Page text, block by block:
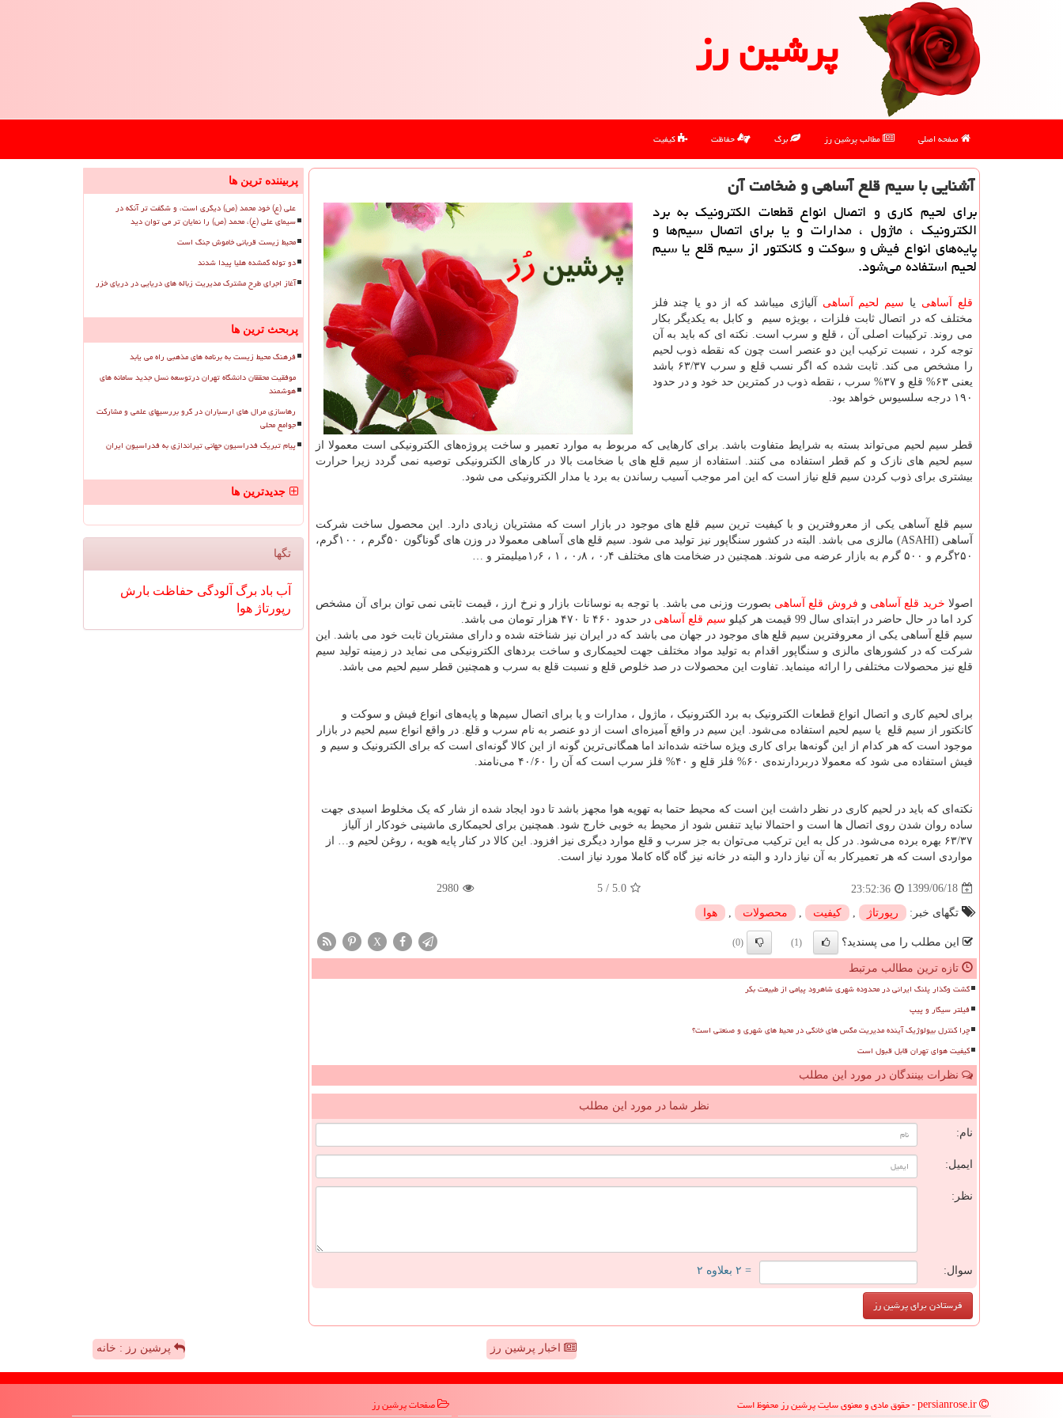
پرشین رز
صفحه اصلی مطالب پرشین رز برگ حفاظت کیفیت
آشنایی با سیم قلع آساهی و ضخامت آن
برای لحیم كاری و اتصال انواع قطعات الكترونیك به برد
الكترونیك ، ماژول ، مدارات و یا برای اتصال سیم‌ها و
پایه‌های انواع فیش و سوكت و كانكتور از سیم قلع یا سیم
لحیم استفاده می‌شود.
قلع آساهی یا سیم لحیم آساهی آلیاژی میباشد که از دو یا چند فلز
مختلف که در اتصال ثابت فلزات ، بویژه سیم و کابل به یکدیگر بکار
می روند. ترکیبات اصلی آن ، قلع و سرب است. نکته ای که باید به آن
توجه کرد ، نسبت ترکیب این دو عنصر است چون که نقطه ذوب لحیم
را مشخص می کند. ثابت شده که اگر نسب قلع و سرب ۶۳/۳۷ باشد
یعنی ۶۳% قلع و ۳۷% سرب ، نقطه ذوب در کمترین حد خود و در حدود
۱۹۰ درجه سلسیوس خواهد بود.
قطر سیم لحیم می‌تواند بسته به شرایط متفاوت باشد. برای کارهایی که مربوط به موارد تعمیر و ساخت پروژه‌های الکترونیکی است معمولا از
سیم لحیم های نازک و کم قطر استفاده می کنند. استفاده از سیم قلع های با ضخامت بالا در کارهای الکترونیکی توصیه نمی گردد زیرا حرارت
بیشتری برای ذوب کردن سیم قلع نیاز است که این امر موجب آسیب رساندن به برد یا مدار الکترونیکی می شود.
سیم قلع آساهی یکی از معروفترین و با کیفیت ترین سیم قلع های موجود در بازار است که مشتریان زیادی دارد. این محصول ساخت شرکت
آساهی (ASAHI
) مالزی می باشد. البته در کشور سنگاپور نیز تولید می شود. سیم قلع های آساهی معمولا در وزن های گوناگون ۵۰گرم ، ۱۰۰گرم،
۲۵۰گرم و ۵۰۰ گرم به بازار عرضه می شوند. همچنین در ضخامت های مختلف ۰٫۴ ، ۰٫۸ ، ۱ ، ۱٫۶میلیمتر و …
اصولا خرید قلع آساهی و فروش قلع آساهی بصورت وزنی می باشد. با توجه به نوسانات بازار و نرخ ارز ، قیمت ثابتی نمی توان برای آن مشخص
کرد اما در حال حاضر در ابتدای سال 99 قیمت هر کیلو
سیم قلع آساهی در حدود ۴۶۰ تا ۴۷۰ هزار تومان می باشد.
سیم قلع آساهی یکی از معروفترین سیم قلع های موجود در جهان می باشد که در ایران نیز شناخته شده و دارای مشتریان ثابت خود می باشد. این
شرکت که در کشورهای مالزی و سنگاپور اقدام به تولید مواد مختلف جهت لحیمکاری و ساخت بردهای الکترونیکی می نماید در زمینه تولید سیم
قلع نیز محصولات مختلفی را ارائه مینماید. تفاوت این محصولات در صد خلوص قلع و نسبت قلع به سرب و همچنین قطر سیم لحیم می باشد.
برای لحیم کاری و اتصال انواع قطعات الکترونیک به برد الکترونیک ، ماژول ، مدارات و یا برای اتصال سیم‌ها و پایه‌های انواع فیش و سوکت و
کانکتور از سیم قلع یا سیم لحیم استفاده می‌شود. این سیم در واقع آمیزه‌ای است از دو عنصر به نام سرب و قلع. در واقع انواع سیم لحیم در بازار
موجود است که هر کدام از این گونه‌ها برای کاری ویژه ساخته شده‌اند اما همگانی‌ترین گونه از این کالا گونه‌ای است که برای الکترونیک و سیم و
فیش استفاده می شود که معمولا دربردارنده‌ی ۶۰% فلز قلع و ۴۰% فلز سرب است که آن را ۴۰/۶۰ می‌نامند.
نکته‌ای که باید در لحیم‌ کاری در نظر داشت این است که محیط حتما به تهویه هوا مجهز باشد تا دود ایجاد شده از شار که یک مخلوط اسیدی جهت
ساده روان شدن روی اتصال ها است و احتمالا نباید تنفس شود از محیط به خوبی خارج شود. همچنین برای لحیمکاری ماشینی خودکار از آلیاز
۶۳/۳۷ بهره برده می‌شود. در کل به این ترکیب می‌توان به جز سرب و قلع موارد دیگری نیز افزود. این کالا در کنار پایه هویه ، روغن لحیم و… از
مواردی است که هر تعمیرکار به آن نیاز دارد و البته در خانه نیز گاه گاه کاملا مورد نیاز است.
1399/06/18
23:52:36
5.0
/
5
2980
تگهای خبر: رپورتاژ كیفیت محصولات هوا
این مطلب را می پسندید؟ (1)
(0)
X
تازه ترین مطالب مرتبط
گشت وگذار پلنگ ایرانی در محدوده شهری شاهرود پیامی از طبیعت بکر
فیلتر سیگار و پیپ
چرا کنترل بیولوژیک آینده مدیریت مگس های خانگی در محیط های شهری و صنعتی است؟
کیفیت هوای تهران قابل قبول است
نظرات بینندگان در مورد این مطلب
نظر شما در مورد این مطلب
نام:
ایمیل:
نظر:
سوال: = ۲ بعلاوه ۲
پربیننده ترین ها
علی (ع) خود محمد (ص) دیگری است، و شگفت تر آنکه در
سیمای علی (ع)، محمد (ص) را نمایان تر می توان دید
محیط زیست قربانی خاموش جنگ است
دو توله گمشده هلیا پیدا شدند
آغاز اجرای طرح مشترک مدیریت زباله های دریایی در دریای خزر
پربحث ترین ها
فرهنگ محیط زیست به برنامه های مذهبی راه می یابد
موفقیت محققان دانشگاه تهران درتوسعه نسل جدید سامانه های
هوشمند
رهاسازی مرال های ارسباران در گرو بررسیهای علمی و مشارکت
جوامع محلی
پیام تبریک فدراسیون جهانی تیراندازی به فدراسیون ایران
جدیدترین ها
تگها
آب باد برگ آلودگی حفاظت بارش
رپورتاژ هوا
اخبار پرشین رز پرشین رز : خانه
صفحات پرشین رز